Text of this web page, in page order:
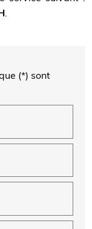
.
(*) sont